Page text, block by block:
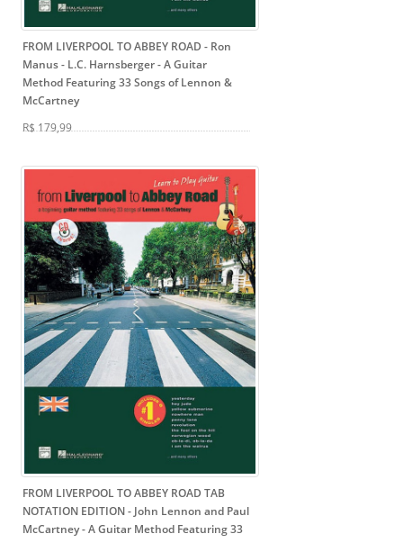
FROM LIVERPOOL TO ABBEY ROAD - Ron
Manus - L.C. Harnsberger- A Guitar
Method Featuring 33 Songs of Lennon &
McCartney
R$ 179,99
FROM LIVERPOOL TO ABBEY ROAD TAB
NOTATION EDITION - John Lennon and Paul
McCartney- A Guitar Method Featuring 33